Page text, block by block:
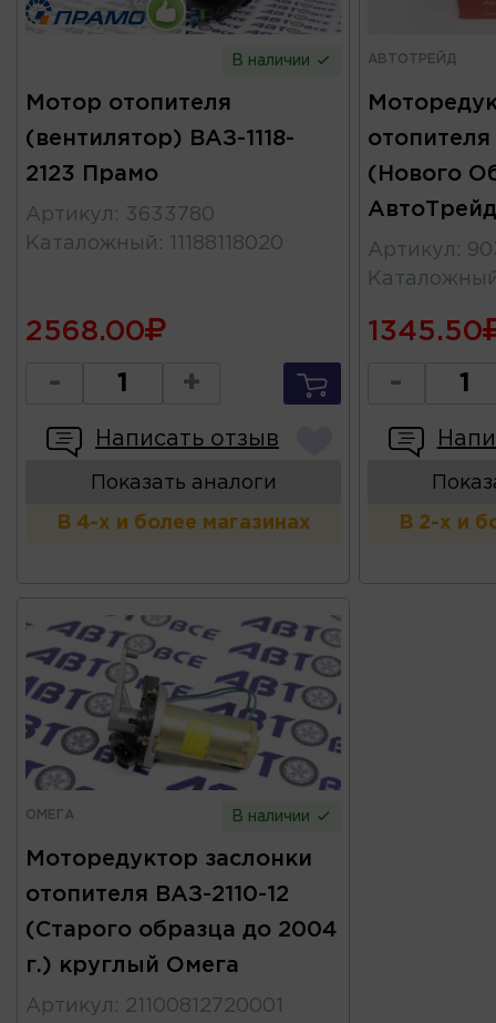
В наличии
Мотор отопителя
(вентилятор) ВАЗ-1118-
2123 Прамо
Артикул : 3633780
Каталожный : 11188118020
2568.00
- +
Написать отзыв
Показать аналоги
В 4-х и более магазинах
АВТОТРЕЙД
отопителя
(Нового
АвтоТрейд
Артикул :
1345.50
-
В 2-х и
ОМЕГА В наличии
Моторедуктор заслонки
отопителя ВАЗ-2110-12
(Старого образца до 2004
г.) круглый Омега
Артикул : 21100812720001